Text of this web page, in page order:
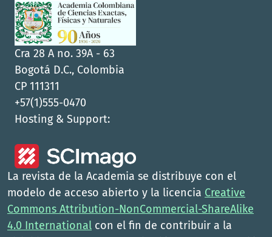
Cra 28 A no. 39A - 63
Bogotá D.C., Colombia
CP 111311
+57(1)555-0470
Hosting & Support:
La revista de la Academia se distribuye con el
modelo de acceso abierto y la licencia Creative
Commons Attribution-NonCommercial-ShareAlike
4.0 International con el fin de contribuir a la